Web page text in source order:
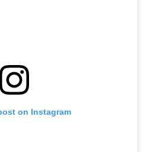
on Instagram